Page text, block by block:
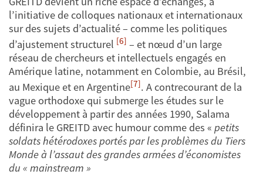
l’initiative de colloques nationaux et internationaux
sur des sujets d’actualité – comme les politiques
d’ajustement structurel [6] – et nœud d’un large
réseau de chercheurs et intellectuels engagés en
Amérique latine, notamment en Colombie, au Brésil,
au Mexique et en Argentine[7]. A contrecourant de la
vague orthodoxe qui submerge les études sur le
développement à partir des années 1990, Salama
définira le GREITD avec humour comme des « petits
soldats hétérodoxes portés par les problèmes du Tiers
Monde à l’assaut des grandes armées d’économistes
du « mainstream »